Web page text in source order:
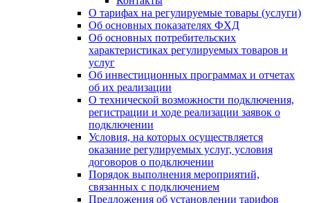
О тарифах на регулируемые товары (услуги)
Об основных показателях ФХД
Об основных потребительских
характеристиках регулируемых товаров и
услуг
Об инвестиционных программах и отчетах
об их реализации
О технической возможности подключения,
регистрации и ходе реализации заявок о
подключении
Условия, на которых осуществляется
оказание регулируемых услуг, условия
договоров о подключении
Порядок выполнения мероприятий,
связанных с подключением
Предложения об установлении тарифов